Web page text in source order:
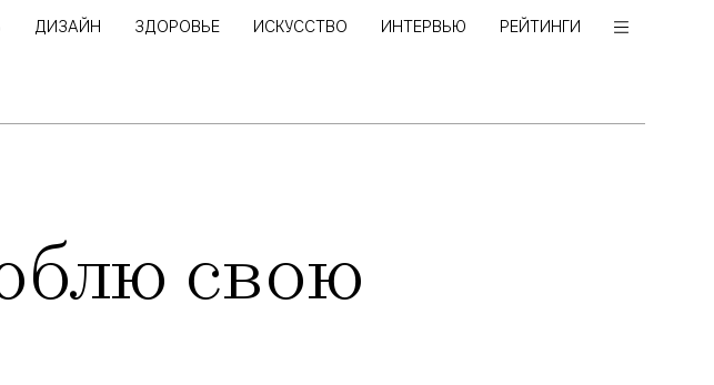
ДИЗАЙН ЗДОРОВЬЕ ИСКУССТВО ИНТЕРВЬЮ РЕЙТИНГИ
свою